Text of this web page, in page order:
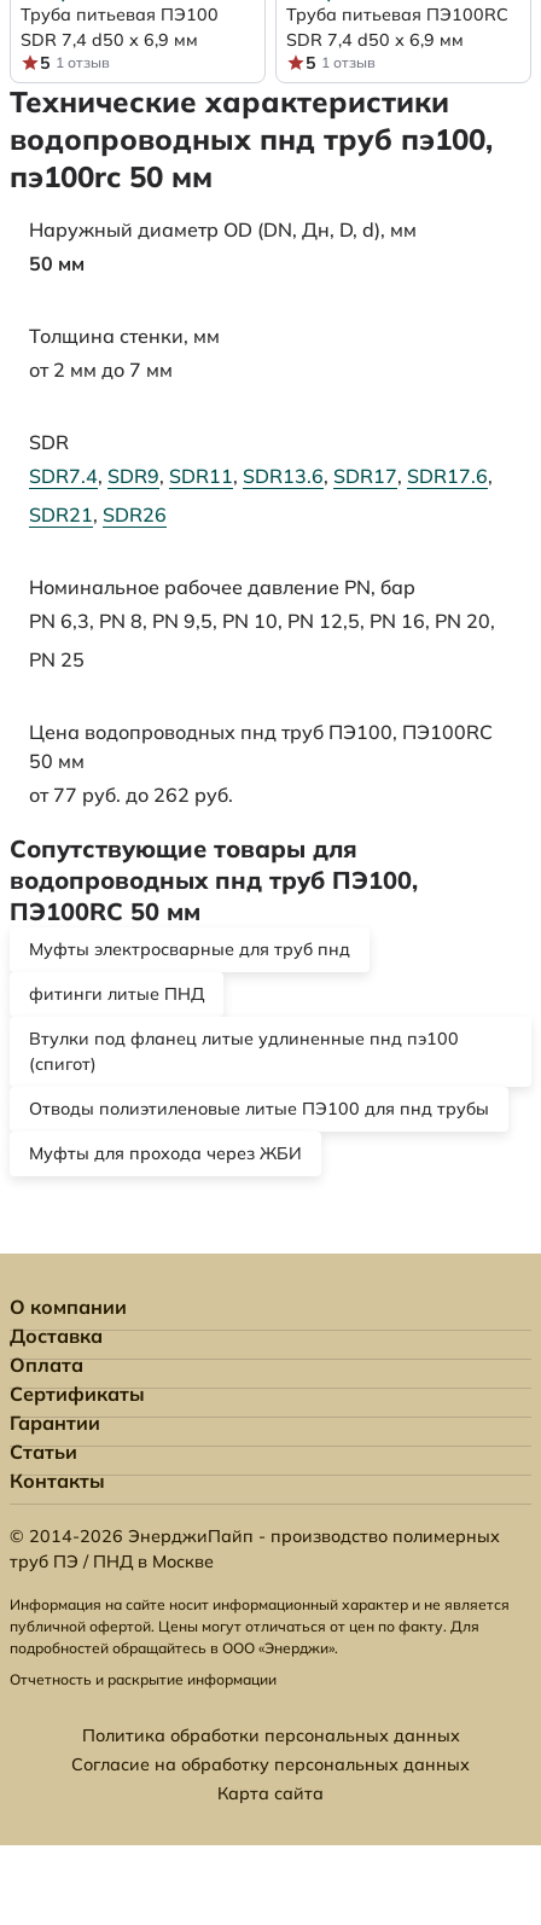
Труба питьевая ПЭ100
SDR 7,4 d50 х 6,9 мм
5 1 отзыв
Труба питьевая ПЭ100RC
SDR 7,4 d50 х 6,9 мм
5 1 отзыв
Технические характеристики
водопроводных пнд труб пэ100,
пэ100rc 50 мм
Наружный диаметр OD (DN, Дн, D, d), мм
50 мм
Толщина стенки, мм
от 2 мм до 7 мм
SDR
SDR7.4, SDR9, SDR11, SDR13.6, SDR17, SDR17.6,
SDR21, SDR26
Номинальное рабочее давление PN, бар
PN 6,3, PN 8, PN 9,5, PN 10, PN 12,5, PN 16, PN 20,
PN 25
Цена водопроводных пнд труб ПЭ100, ПЭ100RC
50 мм
от 77 руб. до 262 руб.
Сопутствующие товары для
водопроводных пнд труб ПЭ100,
ПЭ100RC 50 мм
Муфты электросварные для труб пнд
фитинги литые ПНД
Втулки под фланец литые удлиненные пнд пэ100
(спигот)
Отводы полиэтиленовые литые ПЭ100 для пнд трубы
Муфты для прохода через ЖБИ
О компании
Доставка
Оплата
Сертификаты
Гарантии
Статьи
Контакты
© 2014-2026 ЭнерджиПайп - производство полимерных
труб ПЭ / ПНД в Москве
Информация на сайте носит информационный характер и не является
публичной офертой. Цены могут отличаться от цен по факту. Для
подробностей обращайтесь в ООО «Энерджи».
Отчетность и раскрытие информации
Политика обработки персональных данных
Согласие на обработку персональных данных
Карта сайта